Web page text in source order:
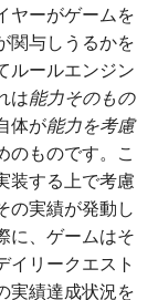
ヤーがゲームを
関与しうるかを
ルールエンジン
は能力そのもの
体が能力を考慮
のものです。こ
装する上で考慮
の実績が発動し
に、ゲームはそ
イリークエスト
実績達成状況を